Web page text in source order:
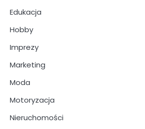
Edukacja
Hobby
Imprezy
Marketing
Moda
Motoryzacja
Nieruchomości